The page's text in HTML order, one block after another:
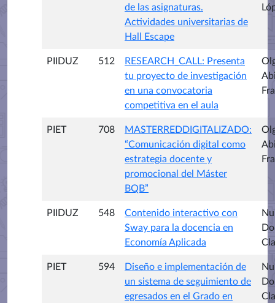
de las asignaturas.
Actividades universitarias de
Hall Escape
PIIDUZ 512
RESEARCH_CALL: Presenta
tu proyecto de investigación
en una convocatoria
competitiva en el aula
PIET 708
MASTERREDDIGITALIZADO:
“Comunicación digital como
estrategia docente y
promocional del Máster
BQB”
PIIDUZ 548
Contenido interactivo con
Sway para la docencia en
Economía Aplicada
PIET 594
Diseño e implementación de
un sistema de seguimiento de
egresados en el Grado en